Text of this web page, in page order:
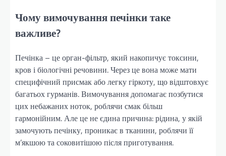
Чому вимочування печінки таке
важливе?
Печінка – це орган-фільтр, який накопичує токсини,
кров і біологічні речовини. Через це вона може мати
специфічний присмак або легку гіркоту, що відштовхує
багатьох гурманів. Вимочування допомагає позбутися
цих небажаних ноток, роблячи смак більш
гармонійним. Але це не єдина причина: рідина, у якій
замочують печінку, проникає в тканини, роблячи її
м’якшою та соковитішою після приготування.